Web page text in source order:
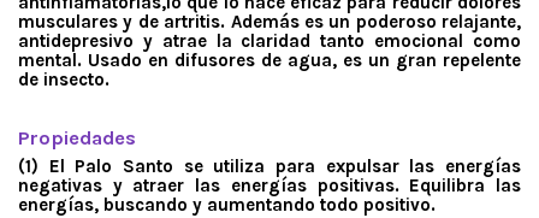
musculares y de artritis. Además es un poderoso relajante,
antidepresivo y atrae la claridad tanto emocional como
mental. Usado en difusores de agua, es un gran repelente
de insecto.
Propiedades
(1) El Palo Santo se utiliza para expulsar las energías
negativas y atraer las energías positivas. Equilibra las
energías, buscando y aumentando todo positivo.